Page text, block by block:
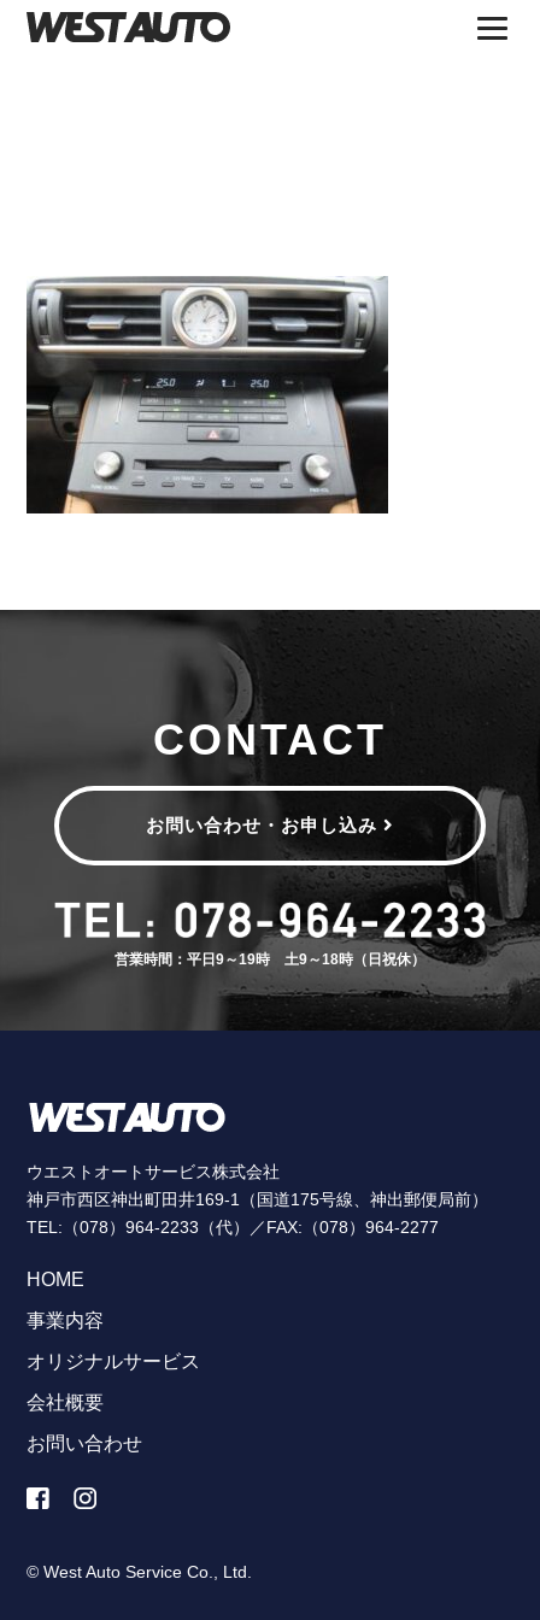
CONTACT
お問い合わせ・お申し込み
営業時間：平日9～19時 土9～18時（日祝休）
ウエストオートサービス株式会社
神戸市西区神出町田井169-1（国道175号線、神出郵便局前）
TEL:（078）964-2233（代）／FAX:（078）964-2277
HOME
事業内容
オリジナルサービス
会社概要
お問い合わせ
© West Auto Service Co., Ltd.